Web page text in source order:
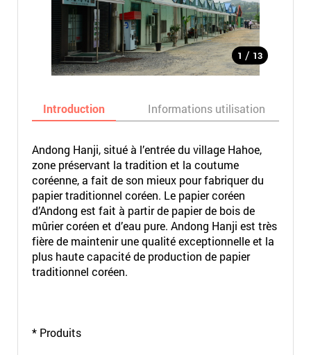
1 / 13
Introduction Informations utilisation
Andong Hanji, situé à l’entrée du village Hahoe,
zone préservant la tradition et la coutume
coréenne, a fait de son mieux pour fabriquer du
papier traditionnel coréen. Le papier coréen
d’Andong est fait à partir de papier de bois de
mûrier coréen et d’eau pure. Andong Hanji est très
fière de maintenir une qualité exceptionnelle et la
plus haute capacité de production de papier
traditionnel coréen.
* Produits